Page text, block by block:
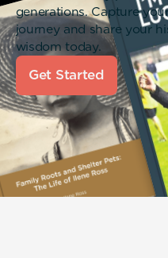
generations. Capture
journey and share your
wisdom today.
Get Started